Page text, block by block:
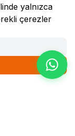
yalnızca
çerezler